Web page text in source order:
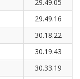
29.49.05
29.49.16
30.18.22
30.19.43
30.33.19